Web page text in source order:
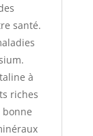
santé.
à
riches
bonne